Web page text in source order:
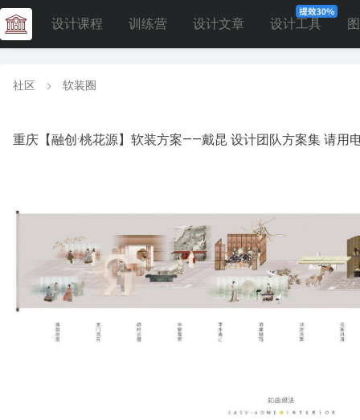
设计课程 训练营 设计文章 设计工具
社区 软装圈
重庆【融创·桃花源】软装方案——戴昆 设计团队方案集 请用